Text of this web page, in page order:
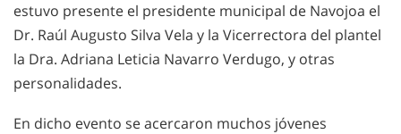
estuvo presente el presidente municipal de Navojoa el
Dr. Raúl Augusto Silva Vela y la Vicerrectora del plantel
la Dra. Adriana Leticia Navarro Verdugo, y otras
personalidades.
En dicho evento se acercaron muchos jóvenes